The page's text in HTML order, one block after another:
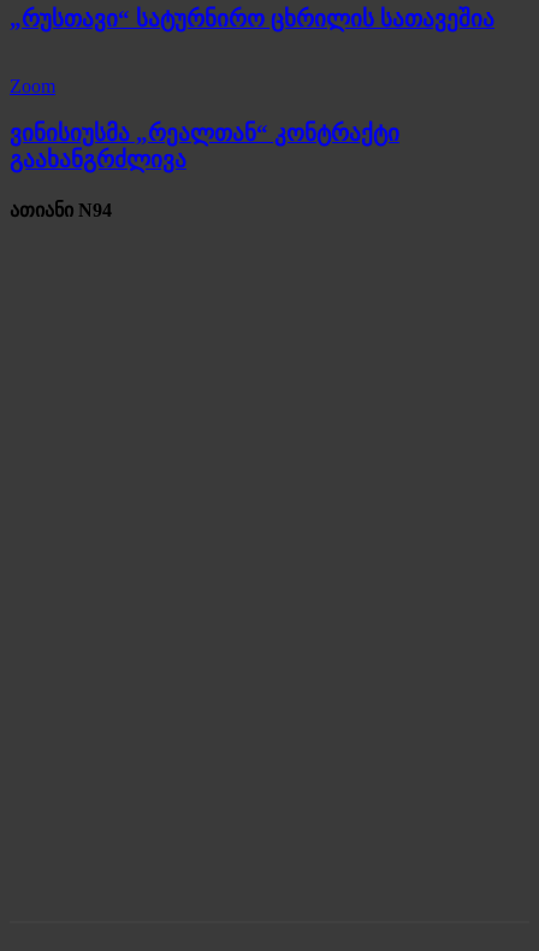
„რუსთავი“ სატურნირო ცხრილის სათავეშია
Zoom
ვინისიუსმა „რეალთან“ კონტრაქტი
გაახანგრძლივა
ათიანი N94